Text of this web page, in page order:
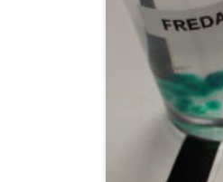
Has sentit mai a
se’ns passa pel
ben petites però